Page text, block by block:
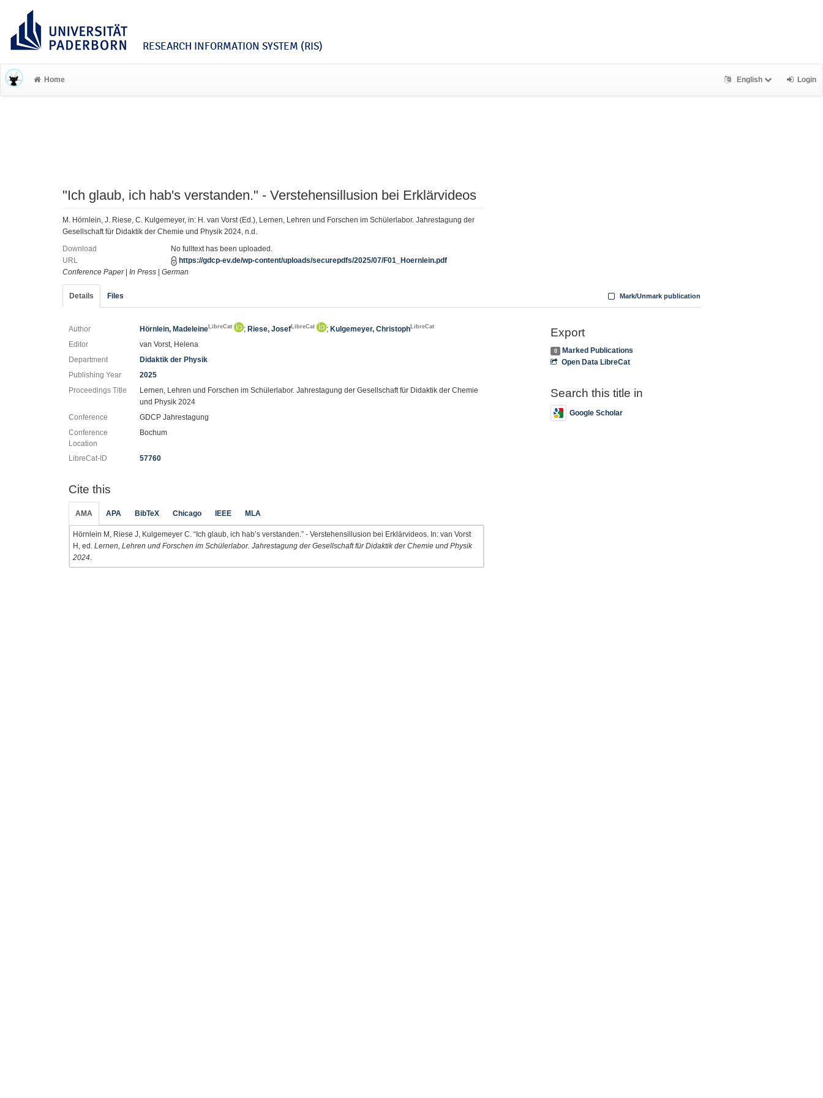
RESEARCH INFORMATION SYSTEM (RIS)
Home English Login
"Ich glaub, ich hab's verstanden." - Verstehensillusion bei Erklärvideos
M. Hörnlein, J. Riese, C. Kulgemeyer, in: H. van Vorst (Ed.), Lernen, Lehren und Forschen im Schülerlabor. Jahrestagung der
Gesellschaft für Didaktik der Chemie und Physik 2024, n.d.
Download
No fulltext has been uploaded.
URL
https://gdcp-ev.de/wp-content/uploads/securepdfs/2025/07/F01_Hoernlein.pdf
Conference Paper| In Press German
Details Files Mark/Unmark publication
Author Hörnlein, MadeleineLibreCat ; Riese, JosefLibreCat ; Kulgemeyer, ChristophLibreCat
Editor
van Vorst, Helena
Department
Didaktik der Physik
Publishing Year
2025
Proceedings Title
Lernen, Lehren und Forschen im Schülerlabor. Jahrestagung der Gesellschaft für Didaktik der Chemie
und Physik 2024
Conference
GDCP Jahrestagung
Conference
Location
Bochum
LibreCat-ID 57760
Cite this
AMA APA BibTeX Chicago IEEE MLA
Hörnlein M, Riese J, Kulgemeyer C. “Ich glaub, ich hab’s verstanden.” - Verstehensillusion bei Erklärvideos. In: van Vorst
H, ed. Lernen, Lehren und Forschen im Schülerlabor. Jahrestagung der Gesellschaft für Didaktik der Chemie und Physik
2024
Export
0
Marked Publications
Open Data LibreCat
Search this title in
Google Scholar